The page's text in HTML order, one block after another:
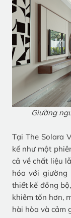
Giường
Tại The Solara
kế như một
cả về chất liệu
hóa với giường
thiết kế đồng
khiêm tốn hơn,
hài hòa và cảm